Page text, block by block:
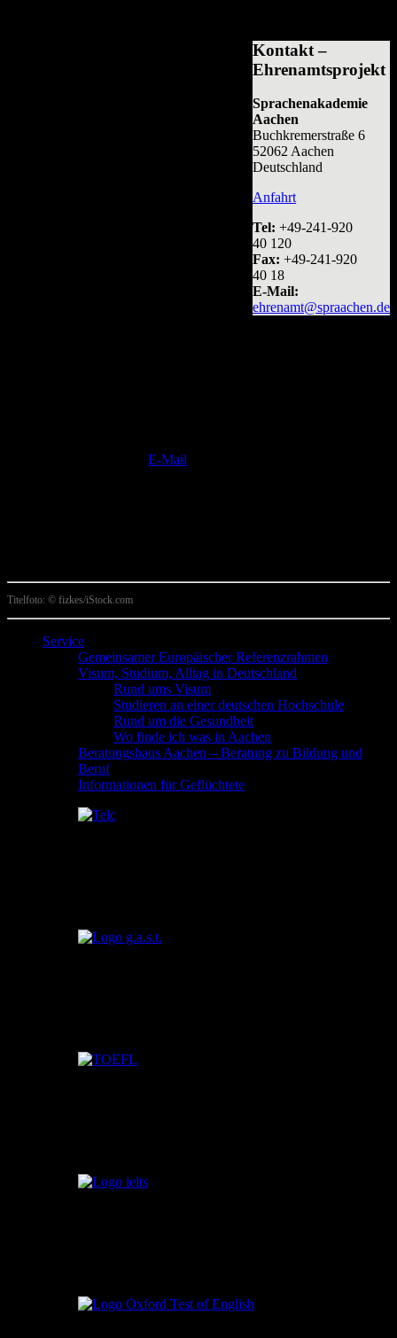
E-Mail
Kontakt –
Ehrenamtsprojekt
Sprachenakademie
Aachen
Buchkremerstraße 6
52062 Aachen
Deutschland
Anfahrt
Tel: +49-241-920
40 120
Fax: +49-241-920
40 18
E-Mail:
ehrenamt@spraachen.de
Titelfoto: © fizkes/iStock.com
Service
Gemeinsamer Europäischer Referenzrahmen
Visum, Studium, Alltag in Deutschland
Rund ums Visum
Studieren an einer deutschen Hochschule
Rund um die Gesundheit
Wo finde ich was in Aachen
Beratungshaus Aachen – Beratung zu Bildung und
Beruf
Informationen für Geflüchtete